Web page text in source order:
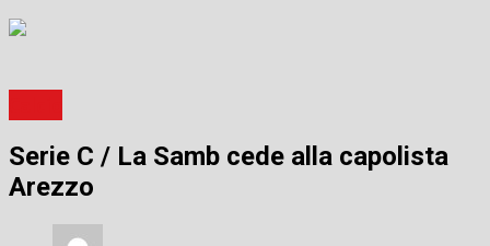
Serie C / La Samb cede alla capolista
Arezzo